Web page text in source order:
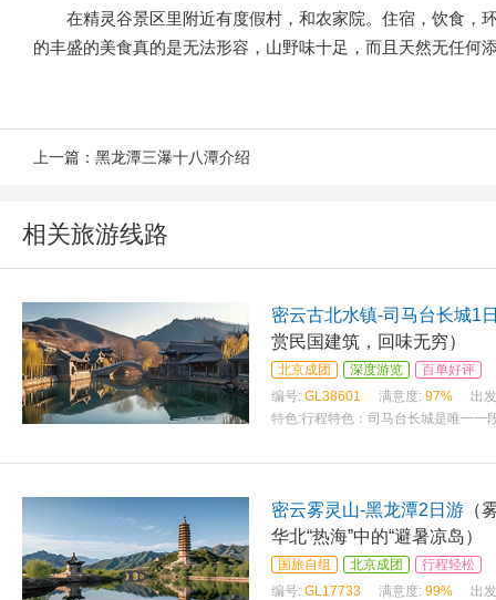
在精灵谷景区里附近有度假村，和农家院。住宿，饮食，
的丰盛的美食真的是无法形容，山野味十足，而且天然无任何
上一篇： 黑龙潭三瀑十八潭介绍
相关旅游线路
密云古北水镇-司马台长城1
赏民国建筑，回味无穷）
北京成团 深度游览
百单好评
编号: GL38601 满意度: 97%
出
特色:行程特色：司马台长城是唯一一
密云雾灵山-黑龙潭2日游 （
华北“热海”中的“避暑凉岛）
国旅自组 北京成团
行程轻松
编号: GL17733 满意度: 99%
出